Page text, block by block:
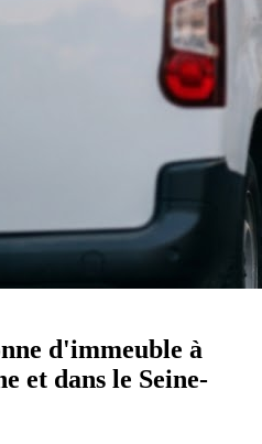
d'immeuble à
et dans le Seine-